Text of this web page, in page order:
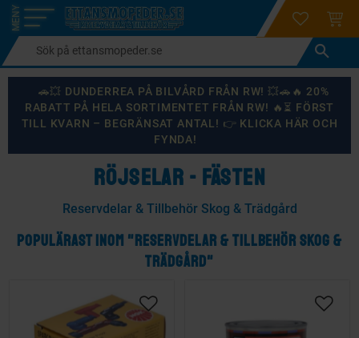
Meny
login
🚗💥 DUNDERREA PÅ BILVÅRD FRÅN RW! 💥🚗🔥 20%
RABATT PÅ HELA SORTIMENTET FRÅN RW! 🔥⏳ FÖRST
TILL KVARN – BEGRÄNSAT ANTAL! 👉 KLICKA HÄR OCH
FYNDA!
RÖJSELAR - FÄSTEN
Reservdelar & Tillbehör Skog & Trädgård
POPULÄRAST INOM "RESERVDELAR & TILLBEHÖR SKOG &
TRÄDGÅRD"